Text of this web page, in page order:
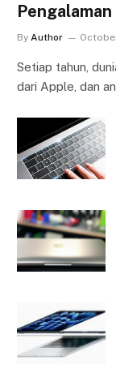
By Author
Setiap tahun,
dari Apple, dan